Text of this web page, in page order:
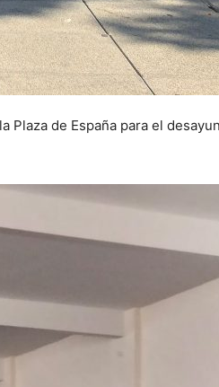
de España para el